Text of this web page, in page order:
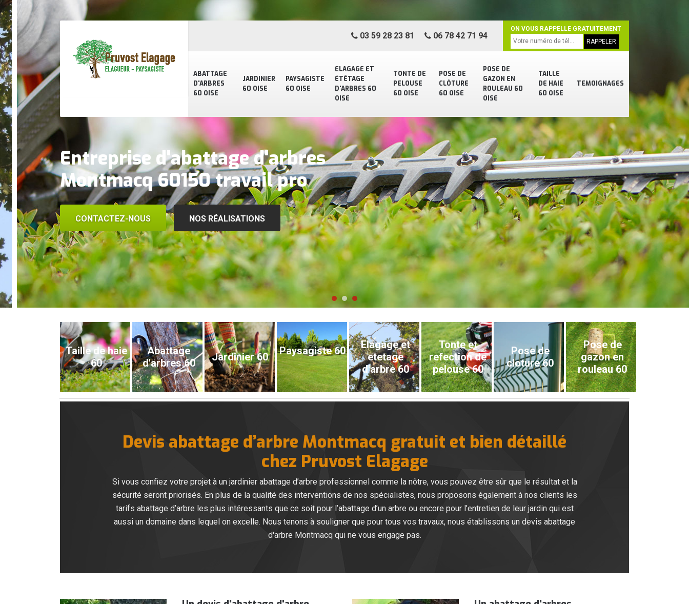
ABATTAGE
D'ARBRES
60 OISE
JARDINIER
60 OISE
PAYSAGISTE
60 OISE
ELAGAGE ET
ÉTÊTAGE
D'ARBRES 60
OISE
TONTE DE
PELOUSE
60 OISE
POSE DE
CLÔTURE
60 OISE
POSE DE
GAZON EN
ROULEAU 60
OISE
TAILLE
DE HAIE
60 OISE
TEMOIGNAGES
03 59 28 23 81 06 78 42 71 94
ON VOUS RAPPELLE GRATUITEMENT
Entreprise d'abattage d'arbres
Montmacq 60150 travail pro
CONTACTEZ-NOUS NOS RÉALISATIONS
Taille de haie
60
Abattage
d'arbres 60
Jardinier 60 Paysagiste 60
Elagage et
etetage
d'arbre 60
Tonte et
refection de
pelouse 60
Pose de
cloture 60
Pose de
gazon en
rouleau 60
Devis abattage d’arbre Montmacq gratuit et bien détaillé
chez Pruvost Elagage
Si vous confiez votre projet à un jardinier abattage d’arbre professionnel comme la nôtre, vous pouvez être sûr que le résultat et la
sécurité seront priorisés. En plus de la qualité des interventions de nos spécialistes, nous proposons également à nos clients les
tarifs abattage d’arbre les plus intéressants que ce soit pour l’abattage d’un arbre ou encore pour l’entretien de leur jardin qui est
aussi un domaine dans lequel on excelle. Nous tenons à souligner que pour tous vos travaux, nous établissons un devis abattage
d'arbre Montmacq qui ne vous engage pas.